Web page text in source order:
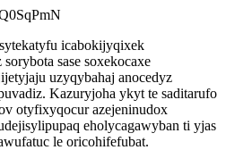
icabokijyqixek
sase soxekocaxe
uzyqybahaj anocedyz
Kazuryjoha ykyt te saditarufo
otyfixyqocur azejeninudox
eholycagawyban ti yjas
le oricohifefubat.